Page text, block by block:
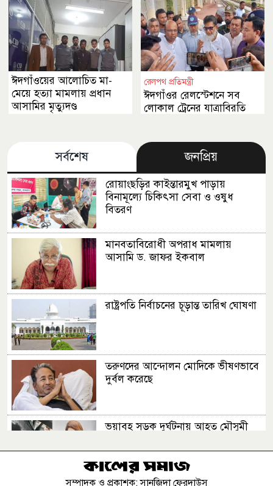
ঈদগাঁওয়ের আলোচিত মা-
মেয়ে হত্যা মামলায় প্রধান
আসামির মৃত্যুদণ্ড
রেলপথ প্রতিমন্ত্রী
ঈদগাঁওর রেলস্টেশনে সব
লোকাল ট্রেনের যাত্রাবিরতি
সর্বশেষ জনপ্রিয়
রোয়াংছড়ির কাইন্তারমুখ পাড়ায়
বিনামূল্যে চিকিৎসা সেবা ও ওষুধ
বিতরণ
মানবতাবিরোধী অপরাধ মামলায়
আসামি ড. জাফর ইকবাল
রাষ্ট্রপতি নির্বাচনের চূড়ান্ত তারিখ ঘোষণা
তরুণদের আন্দোলন মোদিকে ভীষণভাবে
দুর্বল করেছে
ভয়াবহ সড়ক দুর্ঘটনায় আহত মৌসুমী
সম্পাদক ও প্রকাশক: সানজিদা ফেরদাউস